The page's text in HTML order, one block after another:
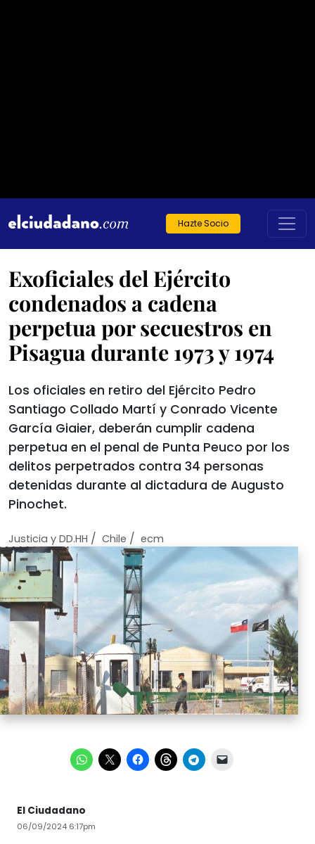
Hazte Socio
Exoficiales del Ejército
condenados a cadena
perpetua por secuestros en
Pisagua durante 1973 y 1974
Los oficiales en retiro del Ejército Pedro
Santiago Collado Martí y Conrado Vicente
García Giaier, deberán cumplir cadena
perpetua en el penal de Punta Peuco por los
delitos perpetrados contra 34 personas
detenidas durante al dictadura de Augusto
Pinochet.
Justicia y DD.HH / Chile / ecm
El Ciudadano
06/09/2024 6:17pm